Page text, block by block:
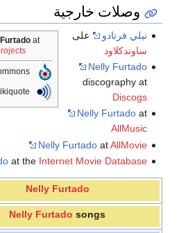
وصلات خارجية
Nelly Furtado
projects
Commons
Wikiquote
نيلي فرتادو
على
ساوندكلاود
Nelly Furtado
discography at
Discogs
Nelly Furtado
AllMusic
Nelly FurtadoatAllMovie
at theInternet Movie Database
Nelly Furtado
Nelly Furtadosongs